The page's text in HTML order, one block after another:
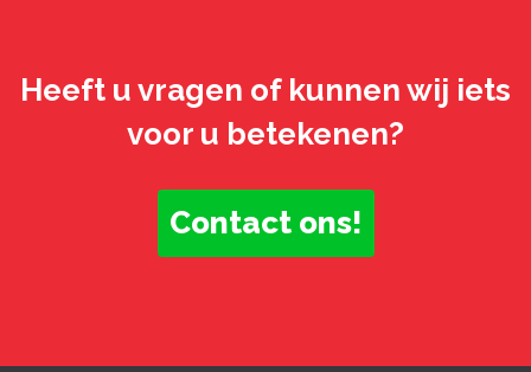
Heeft u vragen of kunnen wij iets
voor u betekenen?
Contact ons!